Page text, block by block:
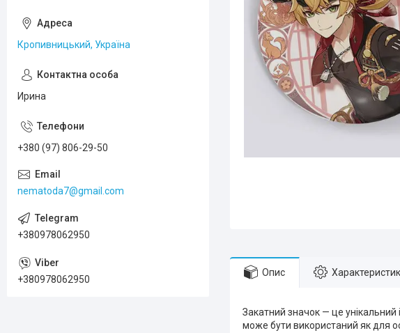
Опис
Закатний значок — це унікальний
може бути використаний як для
Кропивницький, Україна
Ирина
+380 (97) 806-29-50
nematoda7@gmail.com
+380978062950
+380978062950